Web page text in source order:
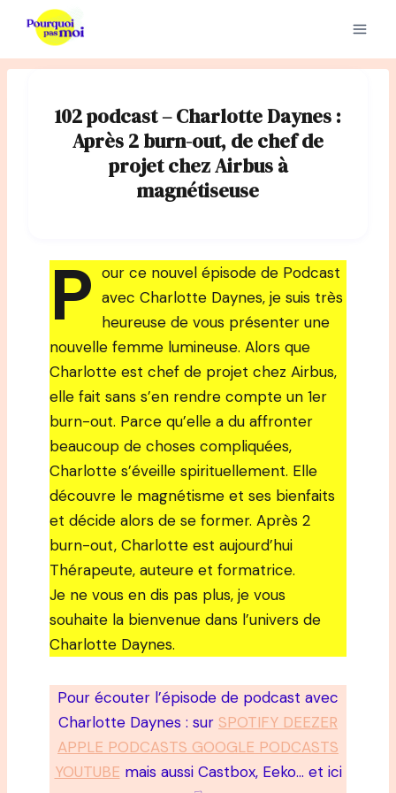
contenu
102 podcast – Charlotte Daynes :
Après 2 burn-out, de chef de
projet chez Airbus à
magnétiseuse
P our ce nouvel épisode de Podcast
avec Charlotte Daynes, je suis très
heureuse de vous présenter une
nouvelle femme lumineuse. Alors que
Charlotte est chef de projet chez Airbus,
elle fait sans s’en rendre compte un 1er
burn-out. Parce qu’elle a du affronter
beaucoup de choses compliquées,
Charlotte s’éveille spirituellement. Elle
découvre le magnétisme et ses bienfaits
et décide alors de se former. Après 2
burn-out, Charlotte est aujourd’hui
Thérapeute, auteure et formatrice.
Je ne vous en dis pas plus, je vous
souhaite la bienvenue dans l’univers de
Charlotte Daynes.
Pour écouter l’épisode de podcast avec
Charlotte Daynes : sur SPOTIFY DEEZER
APPLE PODCASTS GOOGLE PODCASTS
YOUTUBE mais aussi Castbox, Eeko… et ici